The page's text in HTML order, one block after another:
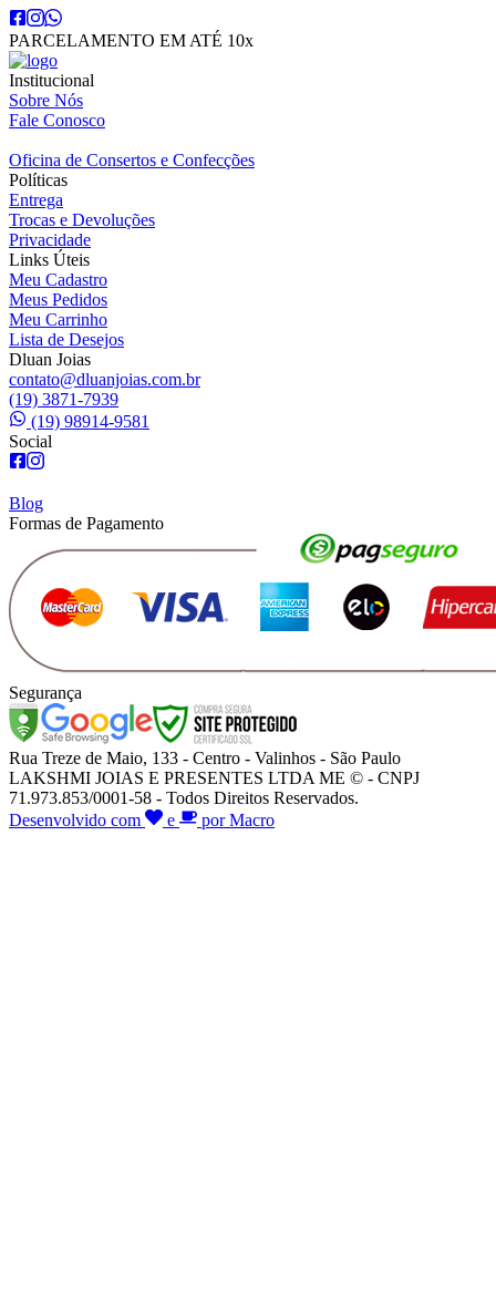
PARCELAMENTO EM ATÉ 10x
Institucional
Sobre Nós
Fale Conosco
Oficina de Consertos e Confecções
Políticas
Entrega
Trocas e Devoluções
Privacidade
Links Úteis
Meu Cadastro
Meus Pedidos
Meu Carrinho
Lista de Desejos
Dluan Joias
contato@dluanjoias.com.br
(19) 3871-7939
(19) 98914-9581
Social
Blog
Formas de Pagamento
Segurança
Rua Treze de Maio, 133 - Centro - Valinhos - São Paulo
LAKSHMI JOIAS E PRESENTES LTDA ME © - CNPJ
71.973.853/0001-58 - Todos Direitos Reservados.
Desenvolvido com
e por Macro